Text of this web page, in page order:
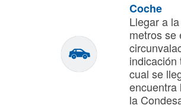
Coche
Llegar a
metros se
indicación
cual se
encuentra
la